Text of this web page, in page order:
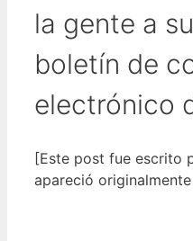
la gente a
boletín de
electrónico
[Este post fue escrito
apareció